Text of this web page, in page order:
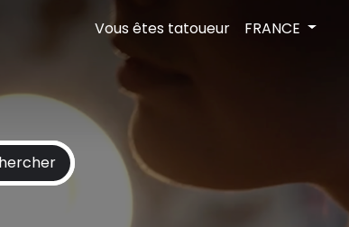
Vous êtes tatoueur FRANCE